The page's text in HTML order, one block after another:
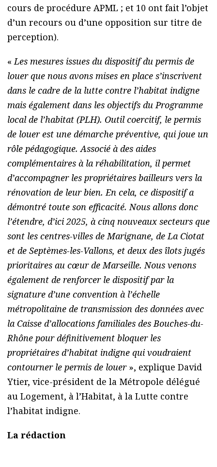
cours de procédure APML ; et 10 ont fait l’objet
d’un recours ou d’une opposition sur titre de
perception).
« Les mesures issues du dispositif du permis de
louer que nous avons mises en place s’inscrivent
dans le cadre de la lutte contre l’habitat indigne
mais également dans les objectifs du Programme
local de l’habitat (PLH). Outil coercitif, le permis
de louer est une démarche préventive, qui joue un
rôle pédagogique. Associé à des aides
complémentaires à la réhabilitation, il permet
d’accompagner les propriétaires bailleurs vers la
rénovation de leur bien. En cela, ce dispositif a
démontré toute son efficacité. Nous allons donc
l’étendre, d’ici 2025, à cinq nouveaux secteurs que
sont les centres-villes de Marignane, de La Ciotat
et de Septèmes-les-Vallons, et deux des îlots jugés
prioritaires au cœur de Marseille. Nous venons
également de renforcer le dispositif par la
signature d’une convention à l’échelle
métropolitaine de transmission des données avec
la Caisse d’allocations familiales des Bouches-du-
Rhône pour définitivement bloquer les
propriétaires d’habitat indigne qui voudraient
contourner le permis de louer », explique David
Ytier, vice-président de la Métropole délégué
au Logement, à l’Habitat, à la Lutte contre
l’habitat indigne.
La rédaction